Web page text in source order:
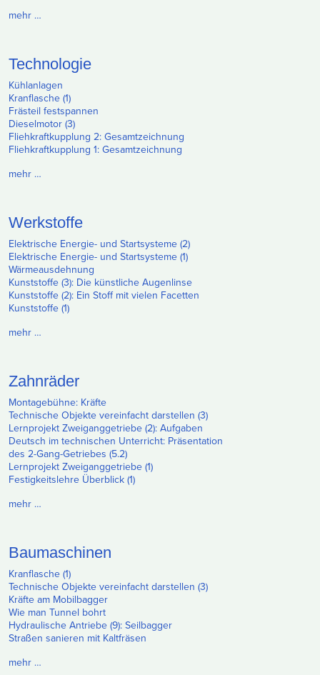
mehr …
Technologie
Kühlanlagen
Kranflasche (1)
Frästeil festspannen
Dieselmotor (3)
Fliehkraftkupplung 2: Gesamtzeichnung
Fliehkraftkupplung 1: Gesamtzeichnung
mehr …
Werkstoffe
Elektrische Energie- und Startsysteme (2)
Elektrische Energie- und Startsysteme (1)
Wärmeausdehnung
Kunststoffe (3): Die künstliche Augenlinse
Kunststoffe (2): Ein Stoff mit vielen Facetten
Kunststoffe (1)
mehr …
Zahnräder
Montagebühne: Kräfte
Technische Objekte vereinfacht darstellen (3)
Lernprojekt Zweiganggetriebe (2): Aufgaben
Deutsch im technischen Unterricht: Präsentation
des 2-Gang-Getriebes (5.2)
Lernprojekt Zweiganggetriebe (1)
Festigkeitslehre Überblick (1)
mehr …
Baumaschinen
Kranflasche (1)
Technische Objekte vereinfacht darstellen (3)
Kräfte am Mobilbagger
Wie man Tunnel bohrt
Hydraulische Antriebe (9): Seilbagger
Straßen sanieren mit Kaltfräsen
mehr …